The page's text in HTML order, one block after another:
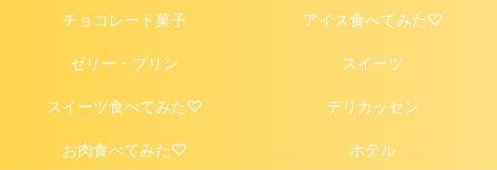
チョコレート菓子 アイス食べてみた♡
ゼリー・プリン スイーツ
スイーツ食べてみた♡ デリカッセン
お肉食べてみた♡ ホテル